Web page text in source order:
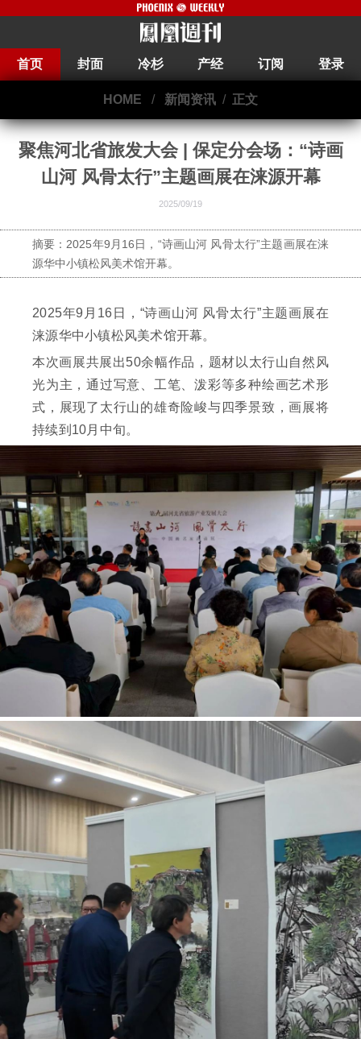
首页 封面 冷杉 产经 订阅 登录
HOME / 新闻资讯 / 正文
聚焦河北省旅发大会 | 保定分会场：“诗画
山河 风骨太行”主题画展在涞源开幕
2025/09/19
摘要：2025年9月16日，“诗画山河 风骨太行”主题画展在涞
源华中小镇松风美术馆开幕。
2025年9月16日，“诗画山河 风骨太行”主题画展在
涞源华中小镇松风美术馆开幕。
本次画展共展出50余幅作品，题材以太行山自然风
光为主，通过写意、工笔、泼彩等多种绘画艺术形
式，展现了太行山的雄奇险峻与四季景致，画展将
持续到10月中旬。